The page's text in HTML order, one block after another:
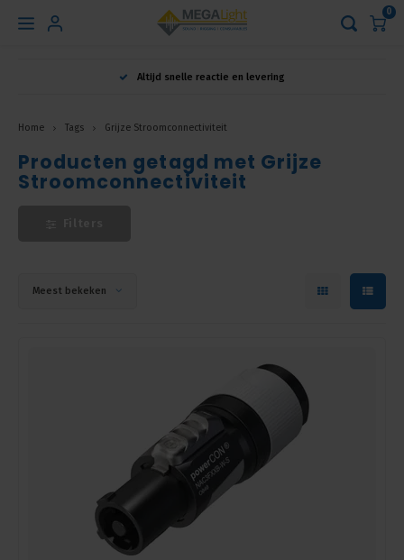
Hoofdmenu
Nederlands
0
Altijd snelle reactie en levering
Home Tags Grijze Stroomconnectiviteit
Producten getagd met Grijze
Stroomconnectiviteit
Meest bekeken